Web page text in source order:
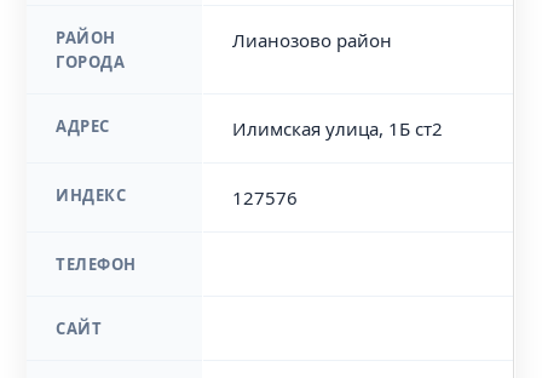
РАЙОН
ГОРОДА
Лианозово район
АДРЕС Илимская улица, 1Б ст2
ИНДЕКС 127576
ТЕЛЕФОН
САЙТ